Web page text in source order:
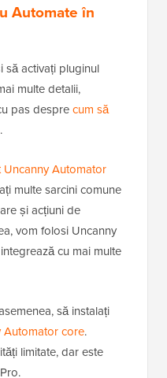
Automate în
să activați pluginul
multe detalii,
pas desprecum să
.
Automator
multe sarcini comune
și acțiuni de
vom folosi Uncanny
cu mai multe
să instalați
Automator core.
limitate, dar este